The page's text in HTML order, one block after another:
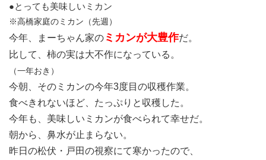
●とっても美味しいミカン
※高橋家庭のミカン（先週）
今年、まーちゃん家の ミカンが大豊作だ。
比して、柿の実は大不作になっている。
（一年おき）
今朝、そのミカンの今年3度目の収穫作業。
食べきれないほど、たっぷりと収穫した。
今年も、美味しいミカンが食べられて幸せだ。
朝から、鼻水が止まらない。
昨日の松伏・戸田の視察にて寒かったので、